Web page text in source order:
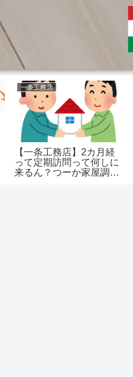
一条工務店
【一条工務店】2カ月経
って定期訪問って何しに
来るん？つーか家屋調査